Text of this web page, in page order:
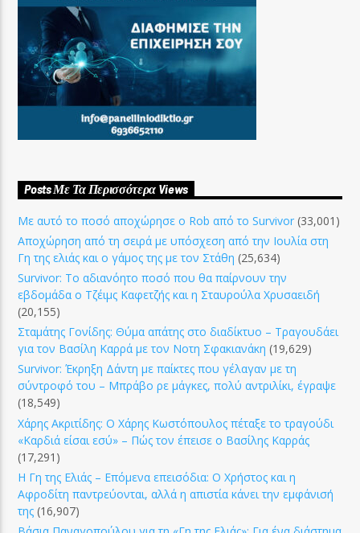
Posts Με Τα Περισσότερα Views
Με αυτό το ποσό αποχώρησε ο Rob από το Survivor (33,001)
Αποχώρηση από τη σειρά με υπόσχεση από την Ιουλία στη
Γη της ελιάς και ο γάμος της με τον Στάθη (25,634)
Survivor: Το αδιανόητο ποσό που θα παίρνουν την
εβδομάδα ο Τζέιμς Καφετζής και η Σταυρούλα Χρυσαειδή
(20,155)
Σταμάτης Γονίδης: Θύμα απάτης στο διαδίκτυο – Τραγουδάει
για τον Βασίλη Καρρά με τον Νοτη Σφακιανάκη (19,629)
Survivor: Έκρηξη Δάντη με παίκτες που γέλαγαν με τη
σύντροφό του – Μπράβο ρε μάγκες, πολύ αντριλίκι, έγραψε
(18,549)
Χάρης Ακριτίδης: Ο Χάρης Κωστόπουλος πέταξε το τραγούδι
«Καρδιά είσαι εσύ» – Πώς τον έπεισε ο Βασίλης Καρράς
(17,291)
Η Γη της Ελιάς – Επόμενα επεισόδια: Ο Χρήστος και η
Αφροδίτη παντρεύονται, αλλά η απιστία κάνει την εμφάνισή
της (16,907)